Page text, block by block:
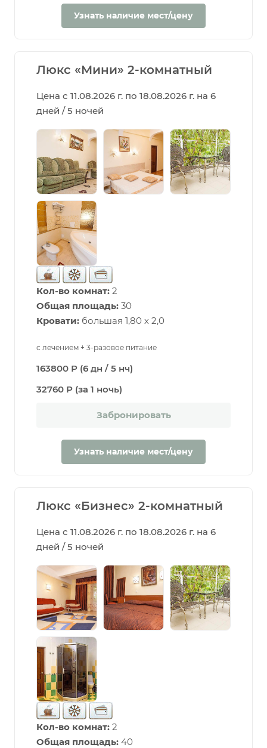
Узнать наличие мест/цену
Люкс «Мини» 2-комнатный
Цена с 11.08.2026 г. по 18.08.2026 г. на 6
дней / 5 ночей
Кол-во комнат: 2
Общая площадь: 30
Кровати: большая 1,80 х 2,0
с лечением + 3-разовое питание
163800 Р (6 дн / 5 нч)
32760 Р (за 1 ночь)
Забронировать
Узнать наличие мест/цену
Люкс «Бизнес» 2-комнатный
Цена с 11.08.2026 г. по 18.08.2026 г. на 6
дней / 5 ночей
Кол-во комнат: 2
Общая площадь: 40